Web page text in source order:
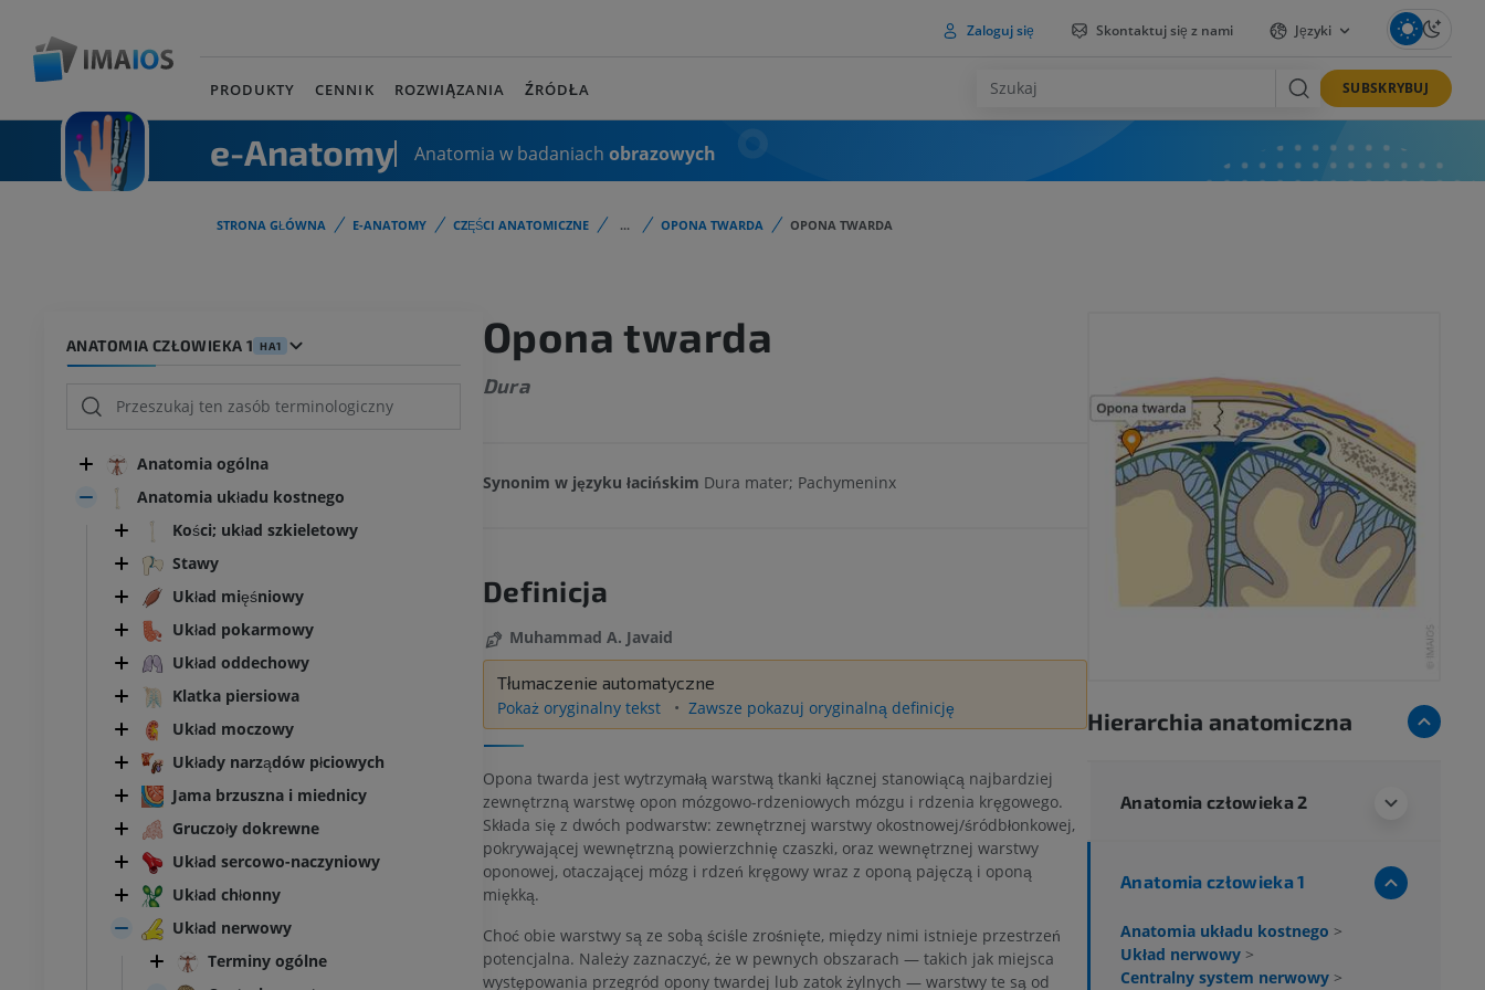
Zaloguj się Skontaktuj się z nami Języki
PRODUKTY CENNIK ROZWIĄZANIA ŹRÓDŁA SUBSKRYBUJ
e-Anatomy Anatomia w badaniach obrazowych
STRONA GŁÓWNA E-ANATOMY CZĘŚCI ANATOMICZNE ... OPONA TWARDA OPONA TWARDA
ANATOMIA CZŁOWIEKA 1 HA1
Anatomia ogólna
Anatomia układu kostnego
Kości; układ szkieletowy
Stawy
Układ mięśniowy
Układ pokarmowy
Układ oddechowy
Klatka piersiowa
Układ moczowy
Układy narządów płciowych
Jama brzuszna i miednicy
Gruczoły dokrewne
Układ sercowo-naczyniowy
Układ chłonny
Układ nerwowy
Terminy ogólne
Opona twarda
Dura
Synonim w języku łacińskim Dura mater; Pachymeninx
Definicja
Muhammad A. Javaid
Tłumaczenie automatyczne
Pokaż oryginalny tekst
Zawsze pokazuj oryginalną definicję
Opona twarda jest wytrzymałą warstwą tkanki łącznej stanowiącą najbardziej
zewnętrzną warstwę opon mózgowo-rdzeniowych mózgu i rdzenia kręgowego.
Składa się z dwóch podwarstw: zewnętrznej warstwy okostnowej/śródbłonkowej,
pokrywającej wewnętrzną powierzchnię czaszki, oraz wewnętrznej warstwy
oponowej, otaczającej mózg i rdzeń kręgowy wraz z oponą pajęczą i oponą
miękką.
Choć obie warstwy są ze sobą ściśle zrośnięte, między nimi istnieje przestrzeń
potencjalna. Należy zaznaczyć, że w pewnych obszarach — takich jak miejsca
występowania przegród opony twardej lub zatok żylnych — warstwy te są od
Hierarchia anatomiczna
Anatomia człowieka 2
Anatomia człowieka 1
Anatomia układu kostnego >
Układ nerwowy >
Centralny system nerwowy >